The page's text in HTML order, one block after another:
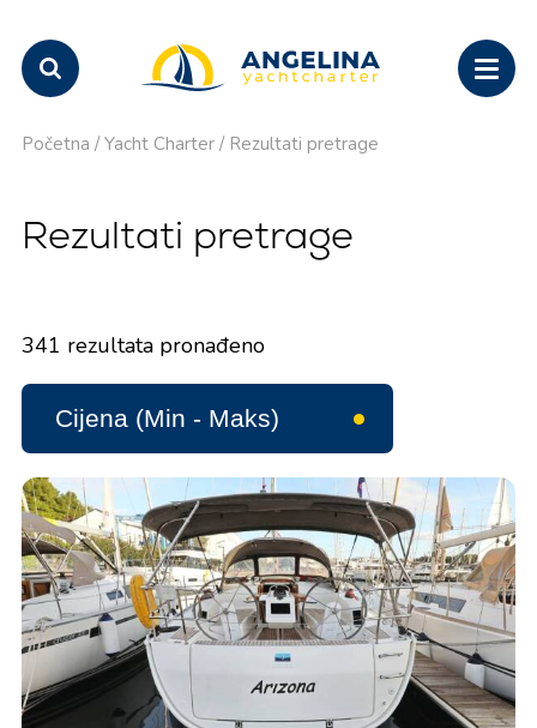
Početna / Yacht Charter / Rezultati pretrage
Rezultati pretrage
341 rezultata pronađeno